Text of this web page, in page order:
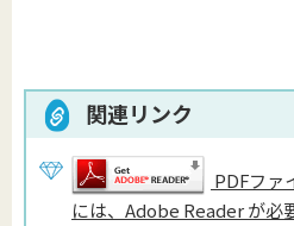
関連リンク
PDFファ
には、Adobe Reader が必